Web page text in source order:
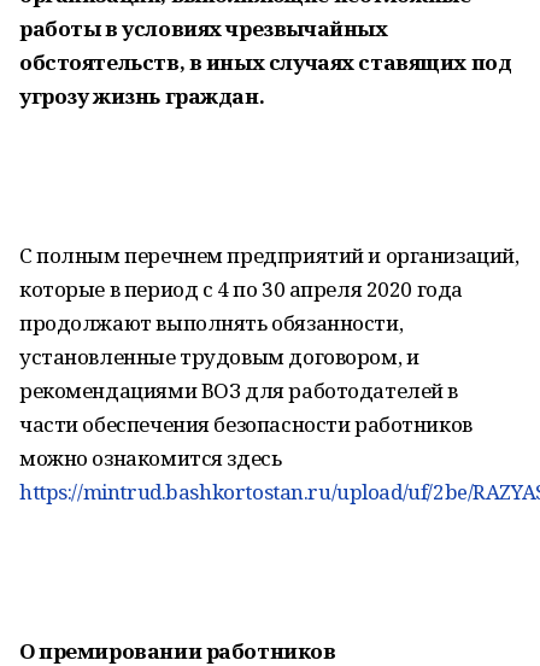
работы в условиях чрезвычайных
обстоятельств, в иных случаях ставящих под
угрозу жизнь граждан.
С полным перечнем предприятий и организаций,
которые в период с 4 по 30 апреля 2020 года
продолжают выполнять обязанности,
установленные трудовым договором, и
рекомендациями ВОЗ для работодателей в
части обеспечения безопасности работников
можно ознакомится здесь
https://mintrud.bashkortostan.ru/upload/uf/2be/
О премировании работников